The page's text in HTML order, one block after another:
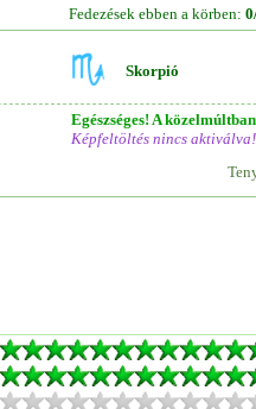
Fedezések ebben a körben:
Skorpió
Egészséges! A
Képfeltöltés nincs aktiválva!